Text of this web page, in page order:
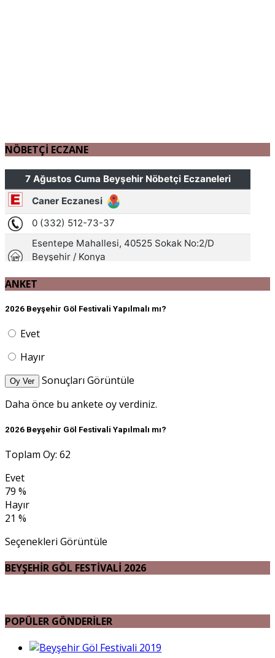
NÖBETÇİ ECZANE
ANKET
2026 Beyşehir Göl Festivali Yapılmalı mı?
Evet
Hayır
Oy Ver
Sonuçları Görüntüle
Daha önce bu ankete oy verdiniz.
2026 Beyşehir Göl Festivali Yapılmalı mı?
Toplam Oy: 62
Evet
79 %
Hayır
21 %
Seçenekleri Görüntüle
BEYŞEHİR GÖL FESTİVALİ 2026
POPÜLER GÖNDERİLER